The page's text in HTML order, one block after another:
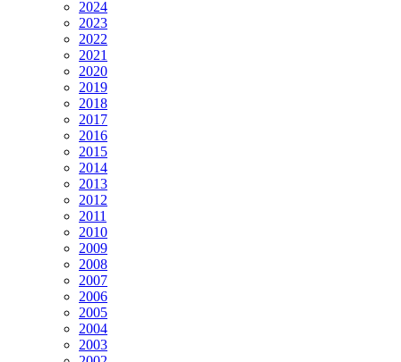
2024
2023
2022
2021
2020
2019
2018
2017
2016
2015
2014
2013
2012
2011
2010
2009
2008
2007
2006
2005
2004
2003